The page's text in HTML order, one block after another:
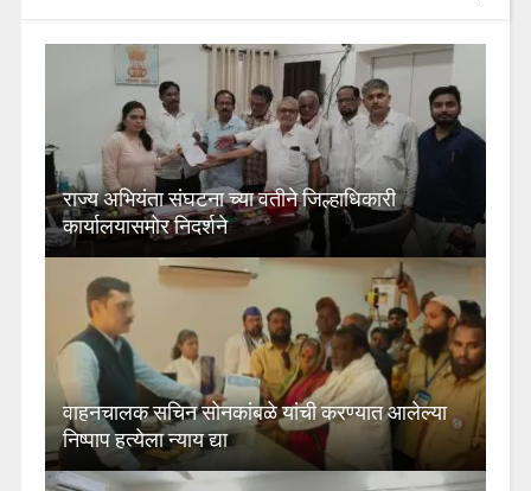
राज्य अभियंता संघटना च्या वतीने जिल्हाधिकारी
कार्यालयासमोर निदर्शने
वाहनचालक सचिन सोनकांबळे यांची करण्यात आलेल्या
निष्पाप हत्येला न्याय द्या